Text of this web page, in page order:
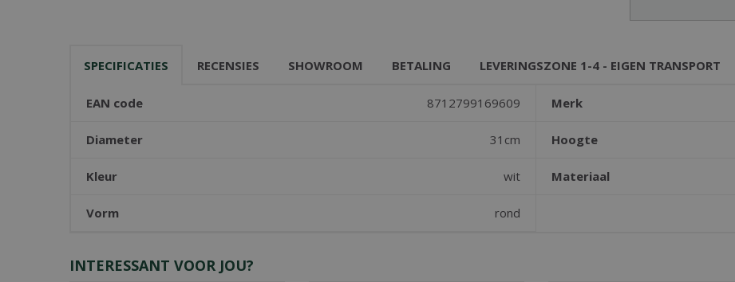
SPECIFICATIES RECENSIES SHOWROOM BETALING LEVERINGSZONE 1-4 - EIGEN TRANSPORT
EAN code 8712799169609 Merk
Diameter 31cm Hoogte
Kleur wit Materiaal
Vorm rond
INTERESSANT VOOR JOU?